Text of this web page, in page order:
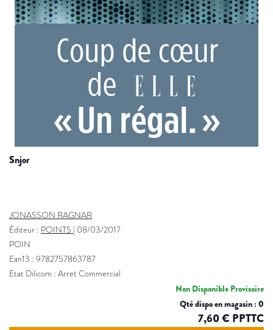
snjor
JONASSON RAGNAR
Éditeur : POINTS | 08/03/2017
POIN
Ean13 : 9782757863787
Etat Dilicom : Arret Commercial
Non Disponible Provisoire
Qté dispo en magasin : 0
7,60 € PPTTC